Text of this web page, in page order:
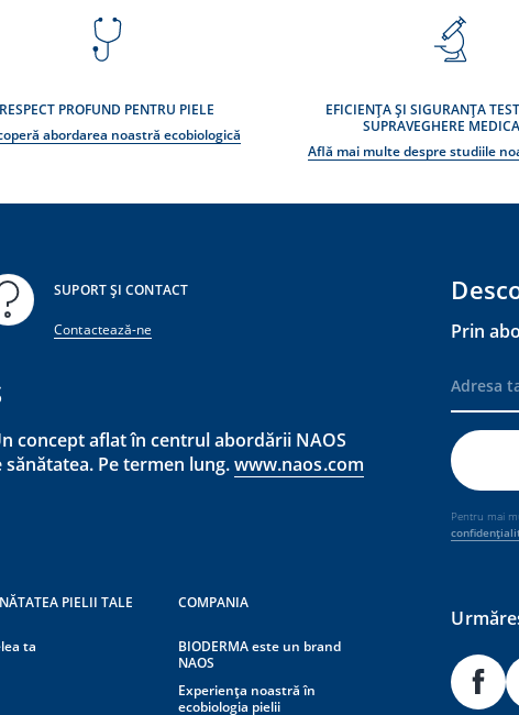
RESPECT PROFUND PENTRU PIELE
abordarea noastră ecobiologică
EFICIENȚA ȘI SIGURANȚA
SUPRAVEGHERE
Află mai multe despre studiile
SUPORT ȘI CONTACT
Contactează-ne Prin
Pentru mai
concept aflat în centrul abordării NAOS
Pe termen lung.www.naos.com
PIELII TALE
ta
COMPANIA
BIODERMA este un brand
NAOS
Experiența noastră în
ecobiologia pielii